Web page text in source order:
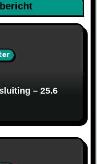
– 25.6